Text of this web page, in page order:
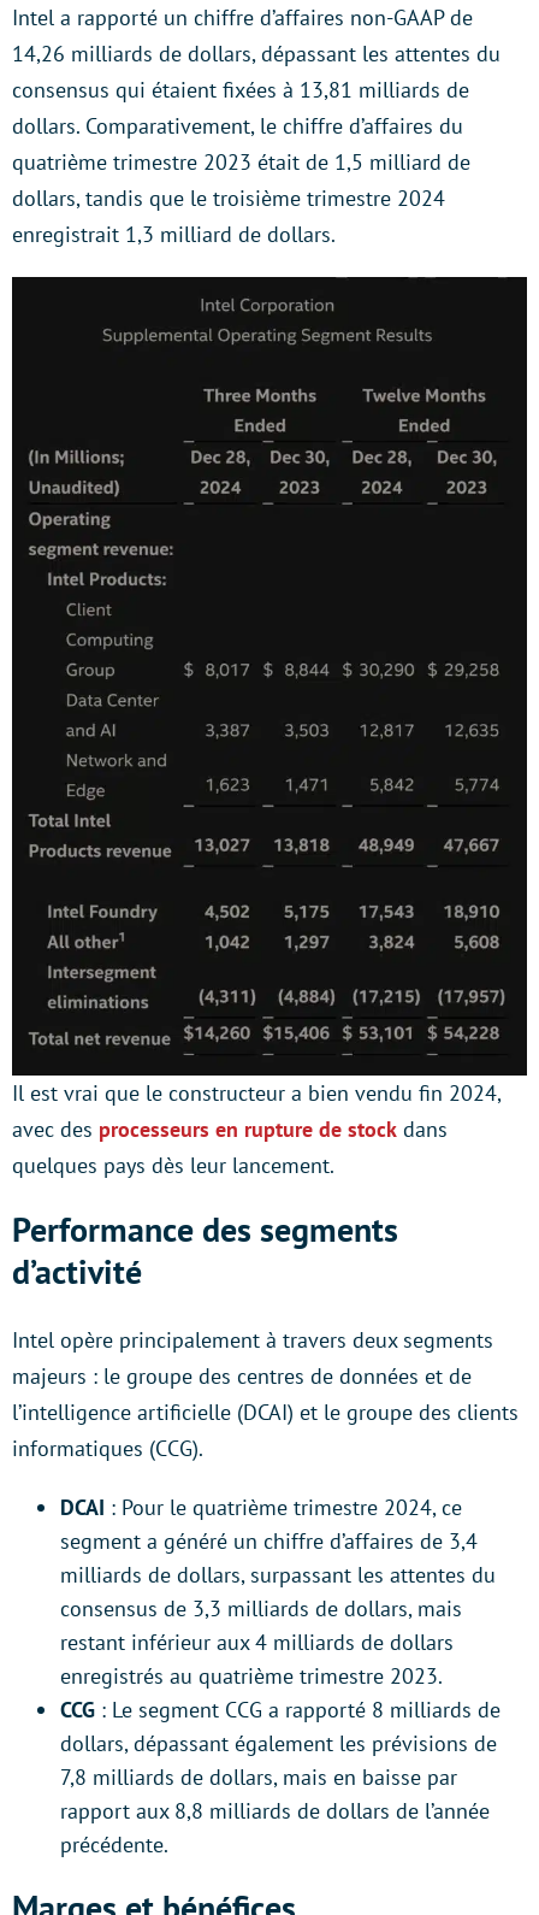
Intel a rapporté un chiffre d’affaires non-GAAP de
14,26 milliards de dollars, dépassant les attentes du
consensus qui étaient fixées à 13,81 milliards de
dollars. Comparativement, le chiffre d’affaires du
quatrième trimestre 2023 était de 1,5 milliard de
dollars, tandis que le troisième trimestre 2024
enregistrait 1,3 milliard de dollars.
Il est vrai que le constructeur a bien vendu fin 2024,
avec des processeurs en rupture de stock dans
quelques pays dès leur lancement.
Performance des segments
d’activité
Intel opère principalement à travers deux segments
majeurs : le groupe des centres de données et de
l’intelligence artificielle (DCAI) et le groupe des clients
informatiques (CCG).
DCAI : Pour le quatrième trimestre 2024, ce
segment a généré un chiffre d’affaires de 3,4
milliards de dollars, surpassant les attentes du
consensus de 3,3 milliards de dollars, mais
restant inférieur aux 4 milliards de dollars
enregistrés au quatrième trimestre 2023.
CCG : Le segment CCG a rapporté 8 milliards de
dollars, dépassant également les prévisions de
7,8 milliards de dollars, mais en baisse par
rapport aux 8,8 milliards de dollars de l’année
précédente.